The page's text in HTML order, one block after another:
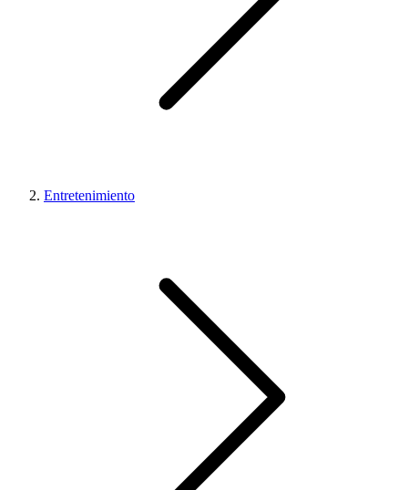
Entretenimiento